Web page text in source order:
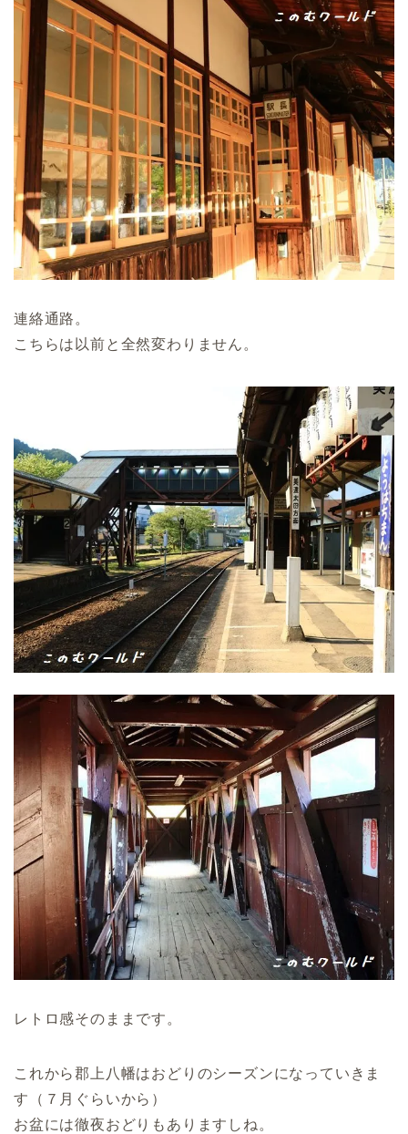
連絡通路。
こちらは以前と全然変わりません。
レトロ感そのままです。
これから郡上八幡はおどりのシーズンになっていきま
す（７月ぐらいから）
お盆には徹夜おどりもありますしね。